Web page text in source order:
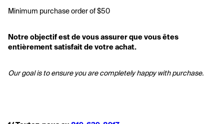
Minimum purchase order of $50
Notre objectif est de vous assurer que vous êtes
entièrement satisfait de votre achat.
Our goal is to ensure you are completely happy with purchase.